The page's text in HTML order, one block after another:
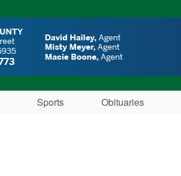
Sports Obituaries